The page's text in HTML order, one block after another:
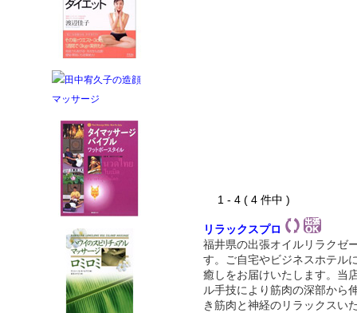
1 - 4 ( 4 件中 )
リラックスプロ
福井県の出張オイルリラクゼ
す。ご自宅やビジネスホテル
癒しをお届けいたします。当
ル手技により筋肉の深部から
き筋肉と神経のリラックスい